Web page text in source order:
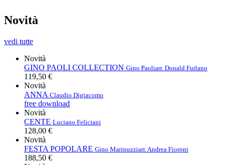
Novità
vedi tutte
Novità
GINO PAOLI COLLECTION Gino Paoliarr. Donald Furlano
119,50 €
Novità
ANNA Claudio Digiacomo
free download
Novità
CENTE Luciano Feliciani
128,00 €
Novità
FESTA POPOLARE Gino Marinuzziarr. Andrea Fioroni
188,50 €